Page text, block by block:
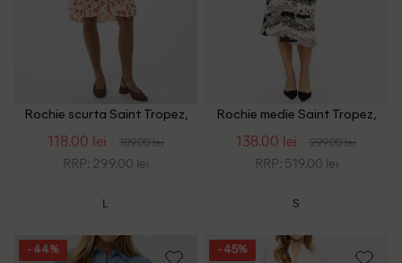
Rochie scurta Saint Tropez,
118.00 lei 189.00 lei
RRP: 299.00 lei
L
Rochie medie Saint Tropez,
138.00 lei 299.00 lei
RRP: 519.00 lei
S
- 44% - 45%